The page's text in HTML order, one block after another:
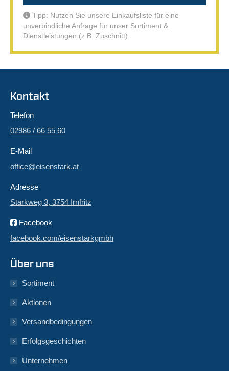
Tipp: Nutzen Sie unsere Einkaufsliste für eine
unverbindliche Anfrage für unser Sortiment &
Dienstleistungen (z.B. Zuschnitt).
Kontakt
Telefon
02986 / 66 55 60
E-Mail
office@eisenstark.at
Adresse
Starkweg 3, 3754 Irnfritz
Facebook
facebook.com/eisenstarkgmbh
Über uns
Sortiment
Aktionen
Versandbedingungen
Erfolgsgeschichten
Unternehmen